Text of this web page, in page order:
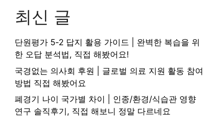
최신 글
단원평가 5-2 답지 활용 가이드 | 완벽한 복습을 위
한 오답 분석법, 직접 해봤어요!
국경없는 의사회 후원 | 글로벌 의료 지원 활동 참여
방법 직접 해봤어요
폐경기 나이 국가별 차이 | 인종/환경/식습관 영향
연구 솔직후기, 직접 해보니 정말 다르네요